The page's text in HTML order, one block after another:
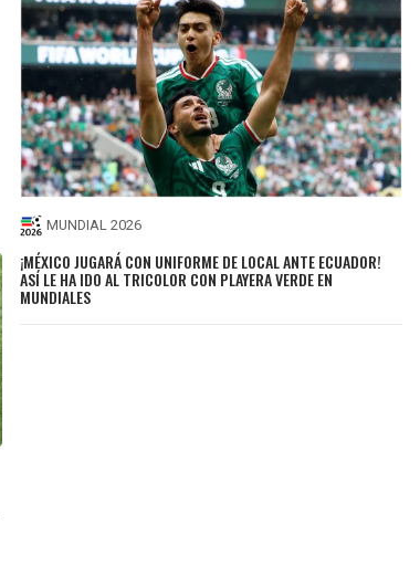
MUNDIAL 2026
¡MÉXICO JUGARÁ CON UNIFORME DE LOCAL ANTE ECUADOR!
ASÍ LE HA IDO AL TRICOLOR CON PLAYERA VERDE EN
MUNDIALES